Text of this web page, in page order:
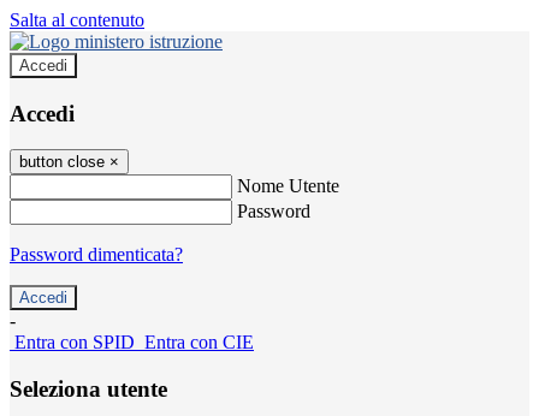
Salta al contenuto
Accedi
Accedi
button close ×
Nome Utente
Password
Password dimenticata?
-
Entra con SPID Entra con CIE
Seleziona utente